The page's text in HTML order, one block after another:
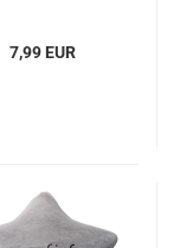
7,99 EUR